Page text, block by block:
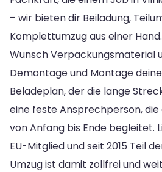
– wir bieten dir Beiladung,
Komplettumzug aus einer
Wunsch Verpackungsmaterial
Demontage und Montage
Beladeplan, der die lange
eine feste Ansprechperson,
von Anfang bis Ende begleitet.
EU-Mitglied und seit 2015 Teil
Umzug ist damit zollfrei und